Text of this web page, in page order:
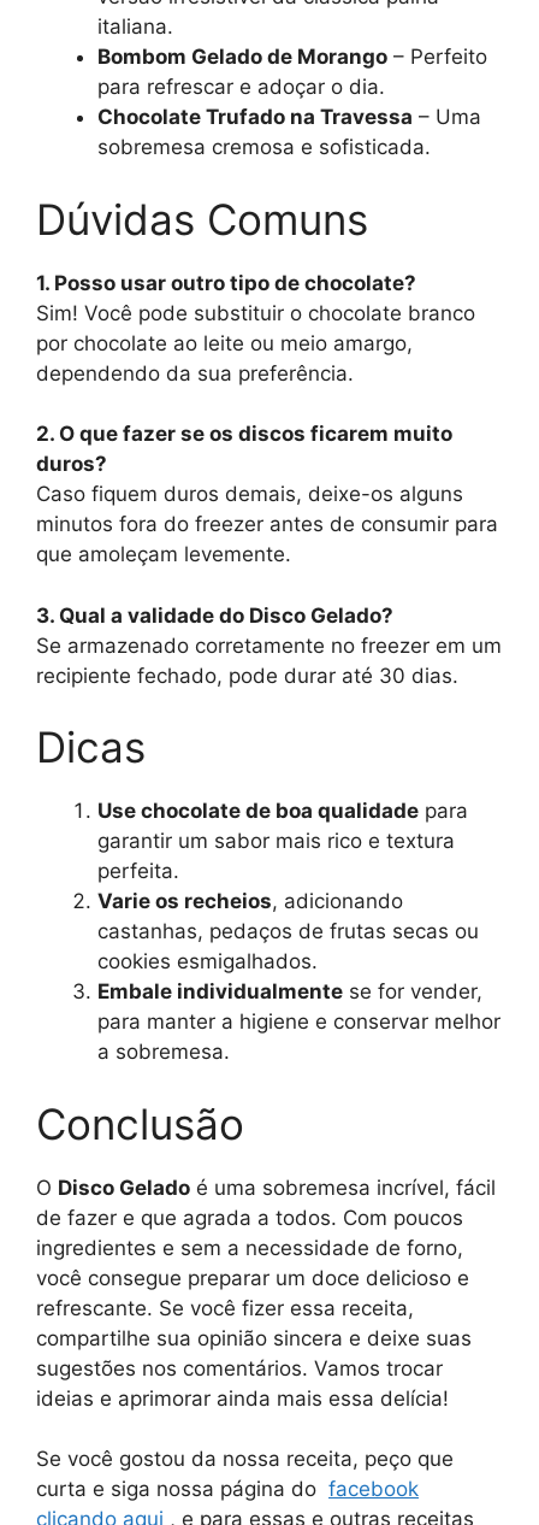
italiana.
Bombom Gelado de Morango – Perfeito
para refrescar e adoçar o dia.
Chocolate Trufado na Travessa – Uma
sobremesa cremosa e sofisticada.
Dúvidas Comuns
1. Posso usar outro tipo de chocolate?
Sim! Você pode substituir o chocolate branco
por chocolate ao leite ou meio amargo,
dependendo da sua preferência.
2. O que fazer se os discos ficarem muito
duros?
Caso fiquem duros demais, deixe-os alguns
minutos fora do freezer antes de consumir para
que amoleçam levemente.
3. Qual a validade do Disco Gelado?
Se armazenado corretamente no freezer em um
recipiente fechado, pode durar até 30 dias.
Dicas
Use chocolate de boa qualidade para
garantir um sabor mais rico e textura
perfeita.
Varie os recheios, adicionando
castanhas, pedaços de frutas secas ou
cookies esmigalhados.
Embale individualmente se for vender,
para manter a higiene e conservar melhor
a sobremesa.
Conclusão
O Disco Gelado é uma sobremesa incrível, fácil
de fazer e que agrada a todos. Com poucos
ingredientes e sem a necessidade de forno,
você consegue preparar um doce delicioso e
refrescante. Se você fizer essa receita,
compartilhe sua opinião sincera e deixe suas
sugestões nos comentários. Vamos trocar
ideias e aprimorar ainda mais essa delícia!
Se você gostou da nossa receita, peço que
curta e siga nossa página do facebook
clicando aqui , e para essas e outras receitas